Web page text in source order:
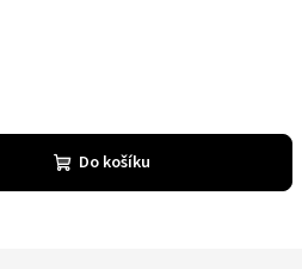
Do košíku